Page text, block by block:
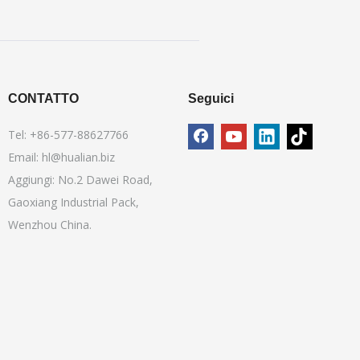
CONTATTO
Tel: +86-577-88627766
Email: hl@hualian.biz
Aggiungi: No.2 Dawei Road,
Gaoxiang Industrial Pack,
Wenzhou China.
Seguici